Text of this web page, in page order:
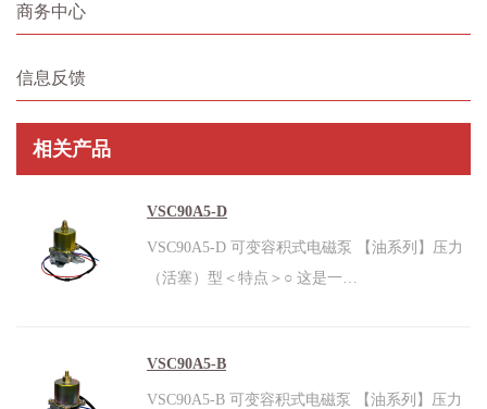
商务中心
信息反馈
相关产品
VSC90A5-D
VSC90A5-D 可变容积式电磁泵 【油系列】压力
（活塞）型＜特点＞○ 这是一…
VSC90A5-B
VSC90A5-B 可变容积式电磁泵 【油系列】压力